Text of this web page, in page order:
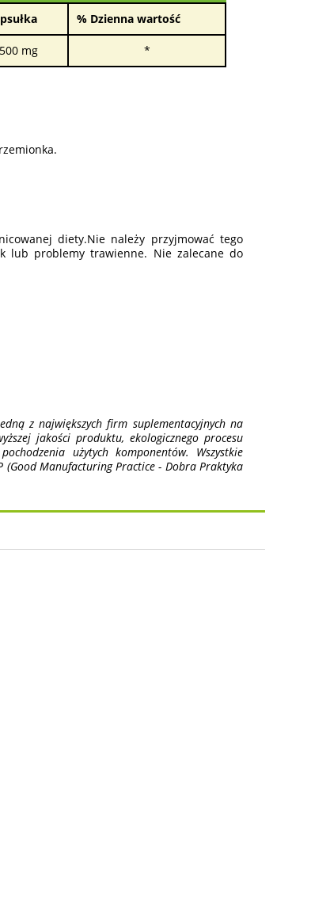
% Dzienna wartość
500 mg *
diety.Nie należy przyjmować tego
lub problemy trawienne. Nie zalecane do
z największych firm suplementacyjnych na
jakości produktu, ekologicznego procesu
użytych komponentów. Wszystkie
(Good Manufacturing Practice - Dobra Praktyka